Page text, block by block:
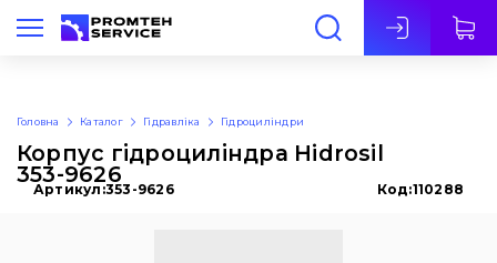
Укр
Головна Каталог Гідравліка Гідроциліндри
Корпус гідроциліндра Hidrosil
353-9626
Артикул:353-9626 Код:110288